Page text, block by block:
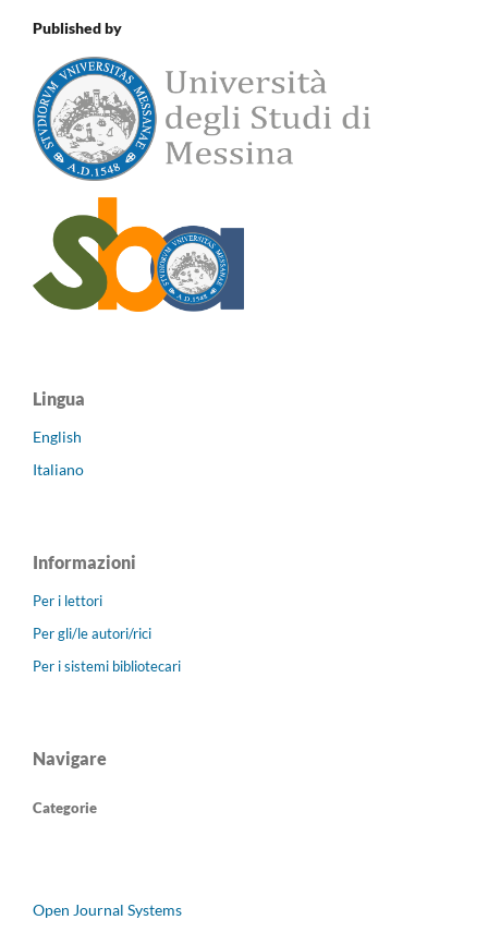
Published by
Lingua
English
Italiano
Informazioni
Per i lettori
Per gli/le autori/rici
Per i sistemi bibliotecari
Navigare
Categorie
Open Journal Systems